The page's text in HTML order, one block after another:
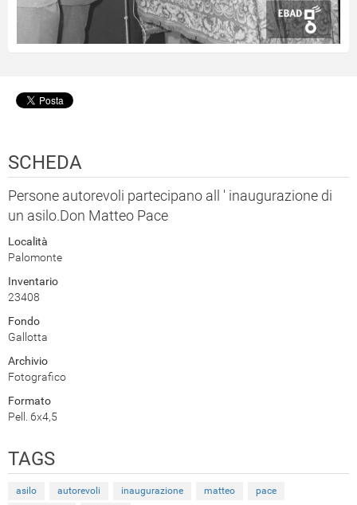
SCHEDA
Persone autorevoli partecipano all ' inaugurazione di
un asilo.Don Matteo Pace
Località
Palomonte
Inventario
23408
Fondo
Gallotta
Archivio
Fotografico
Formato
Pell. 6x4,5
TAGS
asilo autorevoli inaugurazione matteo
pace